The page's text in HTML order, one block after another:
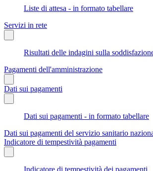
Liste di attesa - in formato tabellare
Servizi in rete
Risultati delle indagini sulla
Pagamenti dell'amministrazione
Dati sui pagamenti
Dati sui pagamenti - in formato tabellare
Dati sui pagamenti del servizio sanitario
Indicatore di tempestività pagamenti
Indicatore di tempestività dei pagamenti